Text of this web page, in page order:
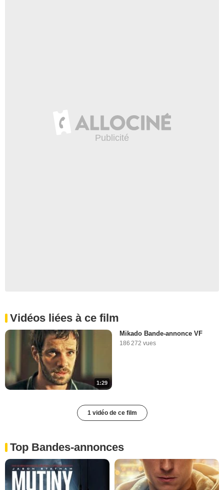
Vidéos liées à ce film
1:29
Mikado Bande-annonce VF
186 272 vues
1 vidéo de ce film
Top Bandes-annonces